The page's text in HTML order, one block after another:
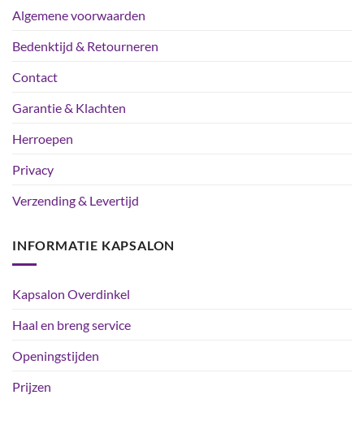
Algemene voorwaarden
Bedenktijd & Retourneren
Contact
Garantie & Klachten
Herroepen
Privacy
Verzending & Levertijd
INFORMATIE KAPSALON
Kapsalon Overdinkel
Haal en breng service
Openingstijden
Prijzen